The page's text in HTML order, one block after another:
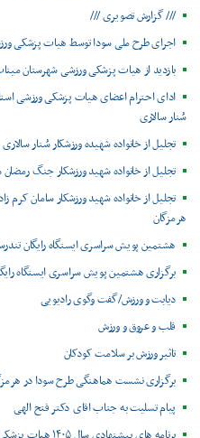
/// گزارش تصویری ///
اجرای طرح ملی سودا توسط هیات پزشکی
بازدید از هیات پزشکی ورزشی شهرستان
ادای احترام اعضای هیات پزشکی ورزشی
سُنار سالاری
تجلیل از خانواده شهیده ورزشکار سُنار سالاری
تجلیل از خانواده شهید ورزشکار جنگ رمضان
تجلیل از خانواده شهید ورزشکار سامان
هرمزگان
هشتمین پویش سراسری ایستگاه رایگان
برگزاری هشتمین پویش سراسری ایستگاه
دیابت و ورزش/گفت وگوی رادیویی
قلب و عروق و ورزش
تاثیر ورزش بر سلامت کودکان
برگزاری نشست هماهنگی طرح سودا در
پیام تسلیت به جناب اقای دکتر فتح الهی